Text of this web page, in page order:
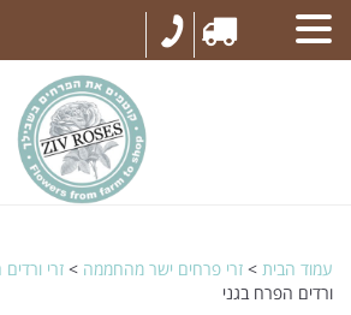
עמוד הבית > זרי פרחים ישר מהחממה > זרי
ורדים הפרח בגני